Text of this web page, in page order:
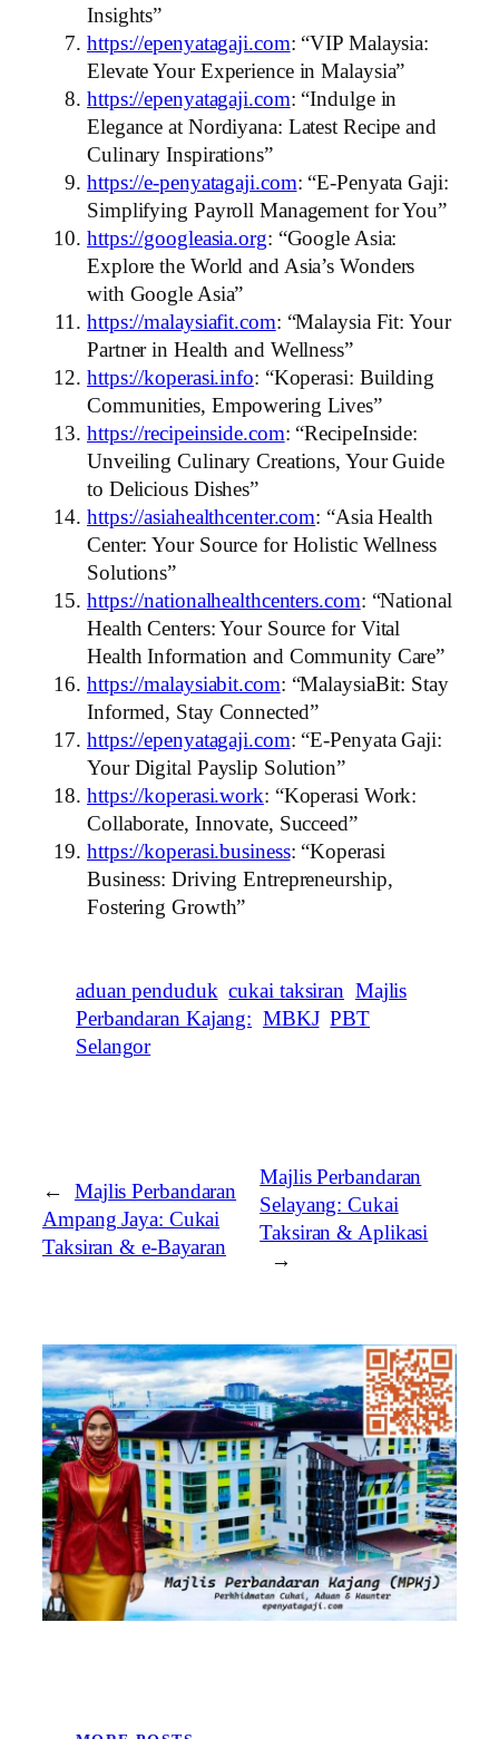
Insights”
https://epenyatagaji.com: “VIP Malaysia:
Elevate Your Experience in Malaysia”
https://epenyatagaji.com: “Indulge in
Elegance at Nordiyana: Latest Recipe and
Culinary Inspirations”
https://e-penyatagaji.com: “E-Penyata Gaji:
Simplifying Payroll Management for You”
https://googleasia.org: “Google Asia:
Explore the World and Asia’s Wonders
with Google Asia”
https://malaysiafit.com: “Malaysia Fit: Your
Partner in Health and Wellness”
https://koperasi.info: “Koperasi: Building
Communities, Empowering Lives”
https://recipeinside.com: “RecipeInside:
Unveiling Culinary Creations, Your Guide
to Delicious Dishes”
https://asiahealthcenter.com: “Asia Health
Center: Your Source for Holistic Wellness
Solutions”
https://nationalhealthcenters.com: “National
Health Centers: Your Source for Vital
Health Information and Community Care”
https://malaysiabit.com: “MalaysiaBit: Stay
Informed, Stay Connected”
https://epenyatagaji.com: “E-Penyata Gaji:
Your Digital Payslip Solution”
https://koperasi.work: “Koperasi Work:
Collaborate, Innovate, Succeed”
https://koperasi.business: “Koperasi
Business: Driving Entrepreneurship,
Fostering Growth”
aduan penduduk cukai taksiran Majlis
Perbandaran Kajang: MBKJ PBT
Selangor
←
Majlis Perbandaran
Ampang Jaya: Cukai
Taksiran & e-Bayaran
Majlis Perbandaran
Selayang: Cukai
Taksiran & Aplikasi
→